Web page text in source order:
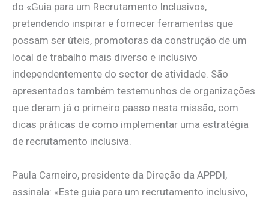
do «Guia para um Recrutamento Inclusivo»,
pretendendo inspirar e fornecer ferramentas que
possam ser úteis, promotoras da construção de um
local de trabalho mais diverso e inclusivo
independentemente do sector de atividade. São
apresentados também testemunhos de organizações
que deram já o primeiro passo nesta missão, com
dicas práticas de como implementar uma estratégia
de recrutamento inclusiva.
Paula Carneiro, presidente da Direção da APPDI,
assinala: «Este guia para um recrutamento inclusivo,